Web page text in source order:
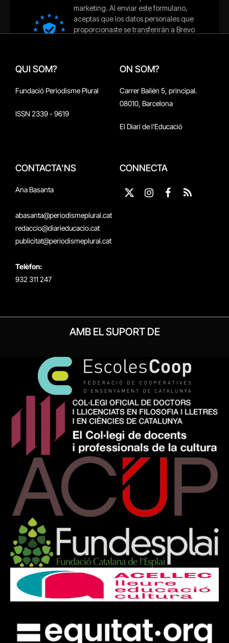
QUI SOM?
Fundació Periodisme Plural
ISSN 2339 - 9619
ON SOM?
Carrer Bailén 5, principal.
08010, Barcelona
El Diari de l'Educació
CONTACTA'NS
Ana Basanta
abasanta@periodismeplural.cat
redaccio@diarieducacio.cat
publicitat@periodismeplural.cat
Telèfon:
932 311 247
CONNECTA
X
Instagram
Facebook
RSS
AMB EL SUPORT DE